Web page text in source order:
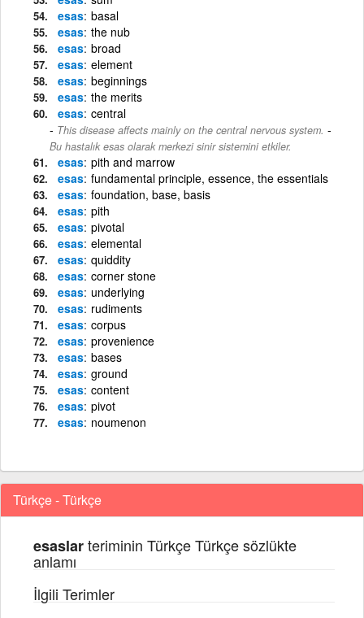
esas basal
esas the nub
esas broad
esas element
esas beginnings
esas the merits
esas central
This disease affects mainly on the central nervous system. -
Bu hastalık esas olarak merkezi sinir sistemini etkiler.
esas pith and marrow
esas fundamental principle, essence, the essentials
esas foundation, base, basis
esas pith
esas pivotal
esas elemental
esas quiddity
esas corner stone
esas underlying
esas rudiments
esas corpus
esas provenience
esas bases
esas ground
esas content
esas pivot
esas noumenon
Türkçe - Türkçe
esaslarteriminin Türkçe Türkçe sözlükte
anlamı
İlgili Terimler